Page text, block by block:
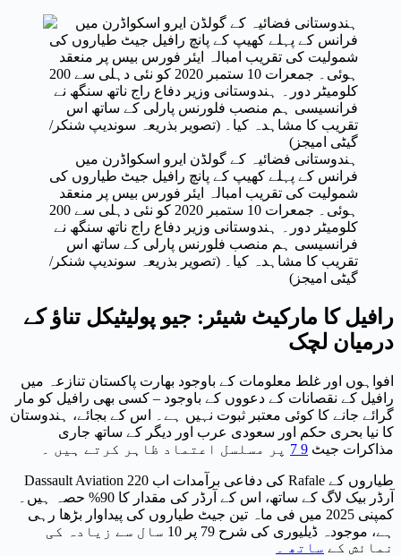
ہندوستانی فضائیہ کے گولڈن ایرو اسکواڈرن میں
فرانس کے پہلے کھیپ کے پانچ رافیل جیٹ طیاروں کی
شمولیت کی تقریب امبالہ ایئر فورس بیس پر منعقد
ہوئی۔ جمعرات 10 ستمبر 2020 کو نئی دہلی سے 200
کلومیٹر دور۔ ہندوستانی وزیر دفاع راج ناتھ سنگھ نے
فرانسیسی ہم منصب فلورنس پارلی کے ساتھ اس
تقریب کا مشاہدہ کیا۔ (تصویر بذریعہ سوندیپ شنکر/
گیٹی امیجز)
رافیل کا مارکیٹ شیئر: جیو پولیٹیکل تناؤ کے
درمیان لچک
افواہوں اور غلط معلومات کے باوجود بھارت پاکستان تنازعہ میں
رافیل کے نقصانات کے دعووں کے باوجود – کسی بھی رافیل کو مار
گرائے جانے کا کوئی معتبر ثبوت نہیں ہے۔ اس کے بجائے، ہندوستان
کا نیا بحری حکم اور سعودی عرب اور دیگر کے ساتھ جاری
مذاکرات جیٹ
7 9 پر مسلسل اعتماد ظاہر کرتے ہیں ۔
Dassault Aviation کی دفاعی برآمدات اب 220 Rafale طیاروں کے
آرڈر بیک لاگ کے ساتھ، اس کے آرڈر کی مقدار کا 90% حصہ ہیں۔
کمپنی 2025 میں فی ماہ تین جیٹ طیاروں کی پیداوار بڑھا رہی
ہے، موجودہ ڈیلیوری کی شرح 79 پر 10 سال سے زیادہ کی
نمائش کے ساتھ